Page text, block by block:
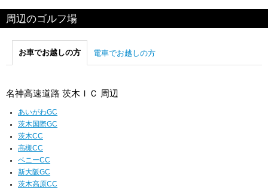
周辺のゴルフ場
お車でお越しの方 電車でお越しの方
名神高速道路 茨木ＩＣ 周辺
あいがわGC
茨木国際GC
茨木CC
高槻CC
ベニーCC
新大阪GC
茨木高原CC